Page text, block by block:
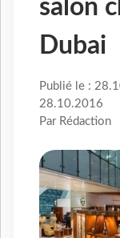
salon
Dubai
Publié le :
28.10.2016
Par Rédaction